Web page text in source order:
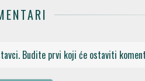
Budite prvi koji će ostaviti